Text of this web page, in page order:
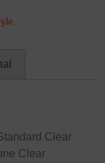
Clear
Clear